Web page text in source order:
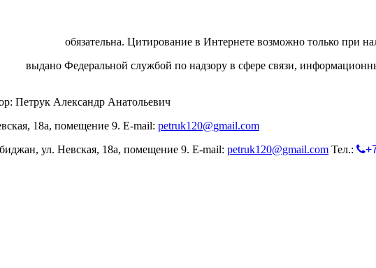
обязательна. Цитирование в Интернете возможно только при
выдано Федеральной службой по надзору в сфере связи,
Петрук Александр Анатольевич
18а, помещение 9. E-mail: petruk120@gmail.com
ул. Невская, 18а, помещение 9. E-mail: petruk120@gmail.com Тел.: